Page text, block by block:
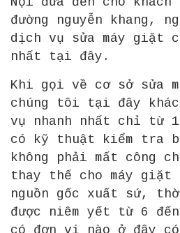
đường nguyễn khang,
dịch vụ sửa máy giặt
nhất tại đây.
Khi gọi về cơ sở sửa
chúng tôi tại đây
vụ nhanh nhất chỉ từ
có kỹ thuật kiểm tra
không phải mất công
thay thế cho máy giặt
nguồn gốc xuất sứ,
được niêm yết từ 6
có đơn vị nào ở đây